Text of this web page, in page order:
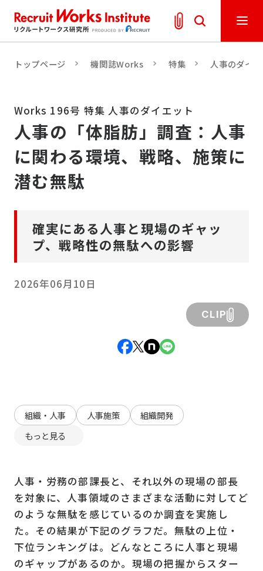
トップページ 機関誌Works 特集 人事のダイ
Works 196号 特集 人事のダイエット
人事の「体脂肪」調査：人事
に関わる環境、戦略、施策に
潜む無駄
確実にある人事と現場のギャッ
プ、戦略性の無駄への影響
2026年06月10日
CLIP
組織・人事 人事施策
組織開発
もっと見る
人事・労務の部課長と、それ以外の現場の部長
を対象に、人事領域のさまざまな活動に対してど
のような無駄を感じているのか調査を実施し
た。その結果が下記のグラフだ。無駄の上位・
下位ランキングは。どんなところに人事と現場
のギャップがあるのか。現場の把握からスター